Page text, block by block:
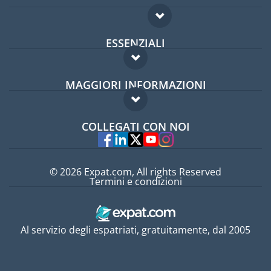
ESSENZIALI
Forum per expat
Guida per expat
MAGGIORI INFORMAZIONI
Domande frequenti
Esperti
COLLEGATI CON NOI
Al servizio degli espatriati, gratuitamente, dal 2005
© 2026 Expat.com, All rights Reserved
Termini e condizioni